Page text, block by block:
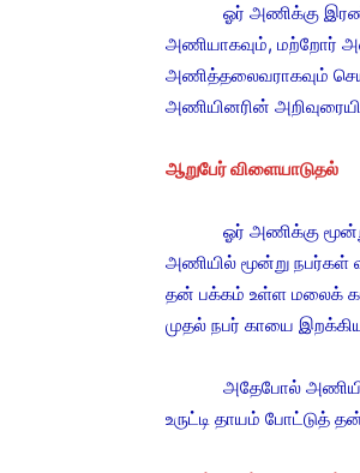
ஓர் அணிக்கு இரண்டு
அணியாகவும், மற்றோர்
அணித்தலைவராகவும்
அணியினரின்
ஆறுபேர் விளையாடுதல்
ஓர் அணிக்கு மூன்று
அணியில் மூன்று நபர்கள்
தன் பக்கம் உள்ள மலைக்
முதல் நபர் காயை
அதேபோல் அணியில்
உருட்டி தாயம் போட்டுத்